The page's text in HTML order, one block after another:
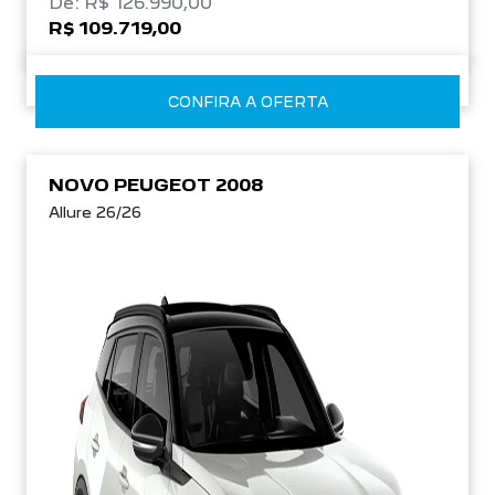
R$ 109.719,00
CONFIRA A OFERTA
NOVO PEUGEOT 2008
Allure 26/26